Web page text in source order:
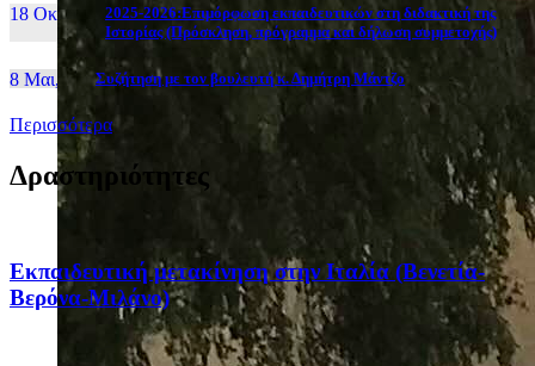
18 Οκτ, 25
2025-2026:Επιμόρφωση εκπαιδευτικών στη διδακτική της
Ιστορίας (Πρόσκληση, πρόγραμμα και δήλωση συμμετοχής)
8 Μαι, 26 Συζήτηση με τον βουλευτή κ. Δημήτρη Μάντζο
Περισσότερα
Δραστηριότητες
Eκπαιδευτική μετακίνηση στην Ιταλία (Βενετία-
Βερόνα-Μιλάνο)